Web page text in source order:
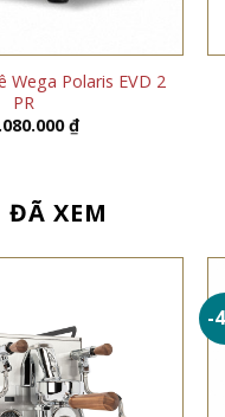
Wega Polaris EVD 2
PR
₫
ĐÃ XEM
-